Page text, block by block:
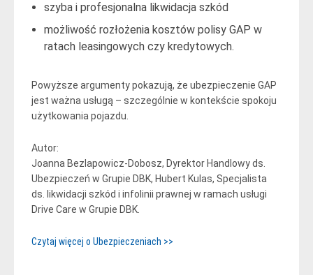
szyba i profesjonalna likwidacja szkód
możliwość rozłożenia kosztów polisy GAP w
ratach leasingowych czy kredytowych.
Powyższe argumenty pokazują, że ubezpieczenie GAP
jest ważna usługą – szczególnie w kontekście spokoju
użytkowania pojazdu.
Autor:
Joanna Bezlapowicz-Dobosz, Dyrektor Handlowy ds.
Ubezpieczeń w Grupie DBK, Hubert Kulas, Specjalista
ds. likwidacji szkód i infolinii prawnej w ramach usługi
Drive Care w Grupie DBK.
Czytaj więcej o Ubezpieczeniach >>